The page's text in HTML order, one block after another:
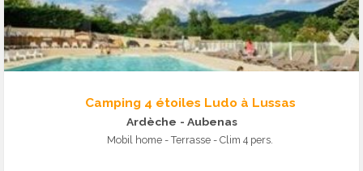
Camping 4 étoiles Ludo à Lussas
Ardèche - Aubenas
Mobil home - Terrasse - Clim 4 pers.